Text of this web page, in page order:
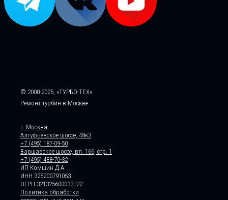
© 2008-2025, «ТУРБО-ТЕХ»
Ремонт турбин в Москве
г. Москва,
Алтуфьевское шоссе, 48к3
+7 (495) 187-09-50
Варшавское шоссе, вл. 166, стр. 1
+7 (495) 488-70-32
ИП Комшин Д.А.
ИНН 325200791053
ОГРН 321325600033122
Политика обработки